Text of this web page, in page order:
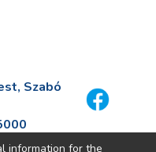
Szabó
information for the